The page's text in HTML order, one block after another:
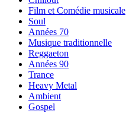
Film et Comédie musicale
Soul
Années 70
Musique traditionnelle
Reggaeton
Années 90
Trance
Heavy Metal
Ambient
Gospel